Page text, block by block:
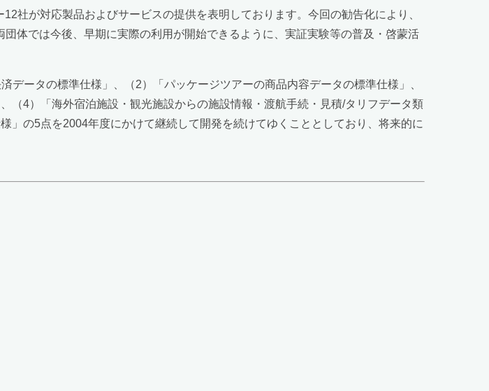
社が対応製品およびサービスの提供を表明しております。今回の勧告化により、
体では今後、早期に実際の利用が開始できるように、実証実験等の普及・啓蒙活
ータの標準仕様」、（2）「パッケージツアーの商品内容データの標準仕様」、
（4）「海外宿泊施設・観光施設からの施設情報・渡航手続・見積/タリフデータ類
の5点を2004年度にかけて継続して開発を続けてゆくこととしており、将来的に